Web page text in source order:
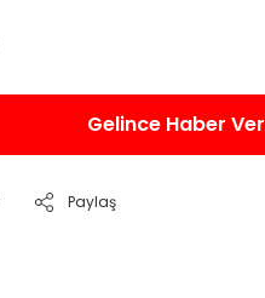
Gelince Haber Ver
Paylaş